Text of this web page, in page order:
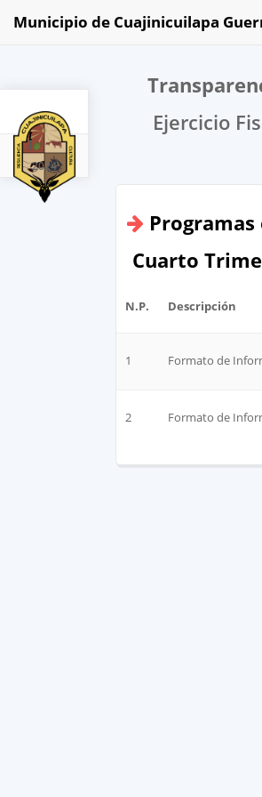
2024
Municipio de Cuajinicuilapa
Ejercicio
Programas
Cuarto
N.P. Descripción
1 Formato de
2 Formato de